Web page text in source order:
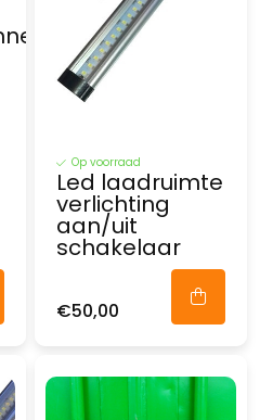
Op voorraad
Led laadruimte
verlichting
aan/uit
schakelaar
€50,00